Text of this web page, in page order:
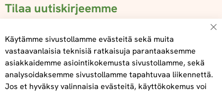
Tilaa uutiskirjeemme
Tilaa
Käytämme sivustollamme evästeitä sekä muita
vastaavanlaisia teknisiä ratkaisuja parantaaksemme
asiakkaidemme asiointikokemusta sivustollamme, sekä
analysoidaksemme sivustollamme tapahtuvaa liikennettä.
Jos et hyväksy valinnaisia evästeitä, käyttökokemus voi